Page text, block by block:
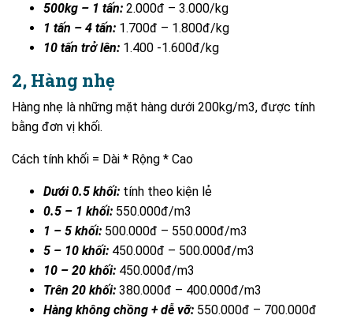
500kg – 1 tấn: 2.000đ – 3.000/kg
1 tấn – 4 tấn: 1.700đ – 1.800đ/kg
10 tấn trở lên: 1.400 -1.600đ/kg
2, Hàng nhẹ
Hàng nhẹ là những mặt hàng dưới 200kg/m3, được tính
bằng đơn vị khối.
Cách tính khối = Dài * Rộng * Cao
Dưới 0.5 khối: tính theo kiện lẻ
0.5 – 1 khối: 550.000đ/m3
1 – 5 khối: 500.000đ – 550.000đ/m3
5 – 10 khối: 450.000đ – 500.000đ/m3
10 – 20 khối: 450.000đ/m3
Trên 20 khối: 380.000đ – 400.000đ/m3
Hàng không chồng + dễ vỡ: 550.000đ – 700.000đ